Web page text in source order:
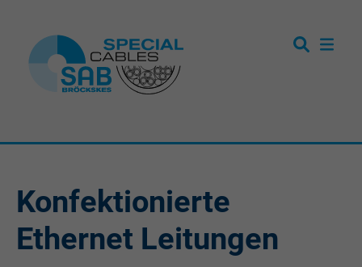
Konfektionierte
Ethernet Leitungen